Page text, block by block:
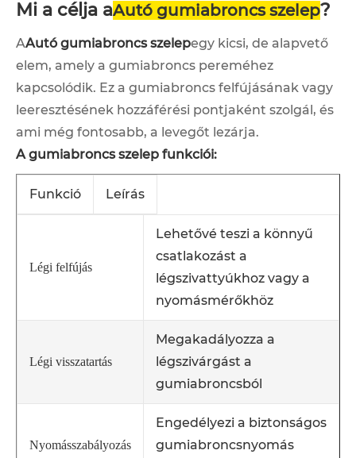
Mi a célja aAutó gumiabroncs szelep?
AAutó gumiabroncs szelepegy kicsi, de alapvető
elem, amely a gumiabroncs pereméhez
kapcsolódik. Ez a gumiabroncs felfújásának vagy
leeresztésének hozzáférési pontjaként szolgál, és
ami még fontosabb, a levegőt lezárja.
A gumiabroncs szelep funkciói:
Funkció Leírás
Légi felfújás
Lehetővé teszi a könnyű
csatlakozást a
légszivattyúkhoz vagy a
nyomásmérőkhöz
Légi visszatartás
Megakadályozza a
légszivárgást a
gumiabroncsból
Nyomásszabályozás
Engedélyezi a biztonságos
gumiabroncsnyomás